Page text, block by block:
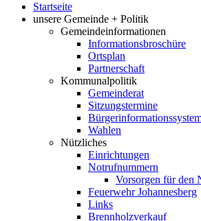
Startseite
unsere Gemeinde + Politik
Gemeindeinformationen
Informationsbroschüre
Ortsplan
Partnerschaft
Kommunalpolitik
Gemeinderat
Sitzungstermine
Wahlen
Nützliches
Einrichtungen
Notrufnummern
Vorsorgen für den
Feuerwehr Johannesberg
Links
Brennholzverkauf